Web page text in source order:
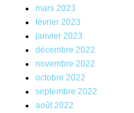
mars 2023
février 2023
janvier 2023
décembre 2022
novembre 2022
octobre 2022
septembre 2022
août 2022